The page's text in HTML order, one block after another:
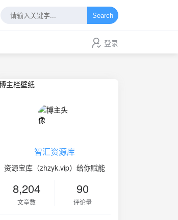
Search
登录
智汇资源库
资源宝库（zhzyk.vip）给你赋能
8,204
文章数
90
评论量